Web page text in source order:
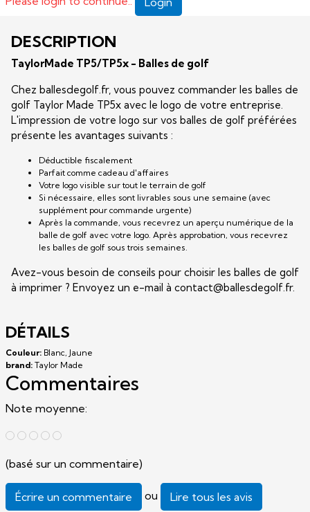
DESCRIPTION
TaylorMade TP5/TP5x - Balles de golf
Chez ballesdegolf.fr, vous pouvez commander les balles de
golf Taylor Made TP5x avec le logo de votre entreprise.
L'impression de votre logo sur vos balles de golf préférées
présente les avantages suivants :
Déductible fiscalement
Parfait comme cadeau d'affaires
Votre logo visible sur tout le terrain de golf
Si nécessaire, elles sont livrables sous une semaine (avec
supplément pour commande urgente)
Après la commande, vous recevrez un aperçu numérique de la
balle de golf avec votre logo. Après approbation, vous recevrez
les balles de golf sous trois semaines.
Avez-vous besoin de conseils pour choisir les balles de golf
à imprimer ? Envoyez un e-mail à contact@ballesdegolf.fr.
DÉTAILS
Couleur: Blanc, Jaune
brand: Taylor Made
Commentaires
Note moyenne:
(basé sur un commentaire)
Écrire un commentaire ou Lire tous les avis